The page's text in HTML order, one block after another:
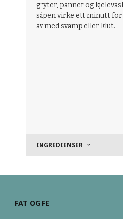
gryter, panner og
såpen virke ett minutt
av med svamp eller klut.
INGREDIENSER
FAT OG FE